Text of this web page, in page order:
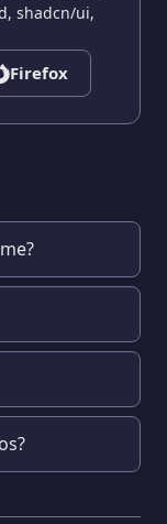
shadcn/ui,
Firefox